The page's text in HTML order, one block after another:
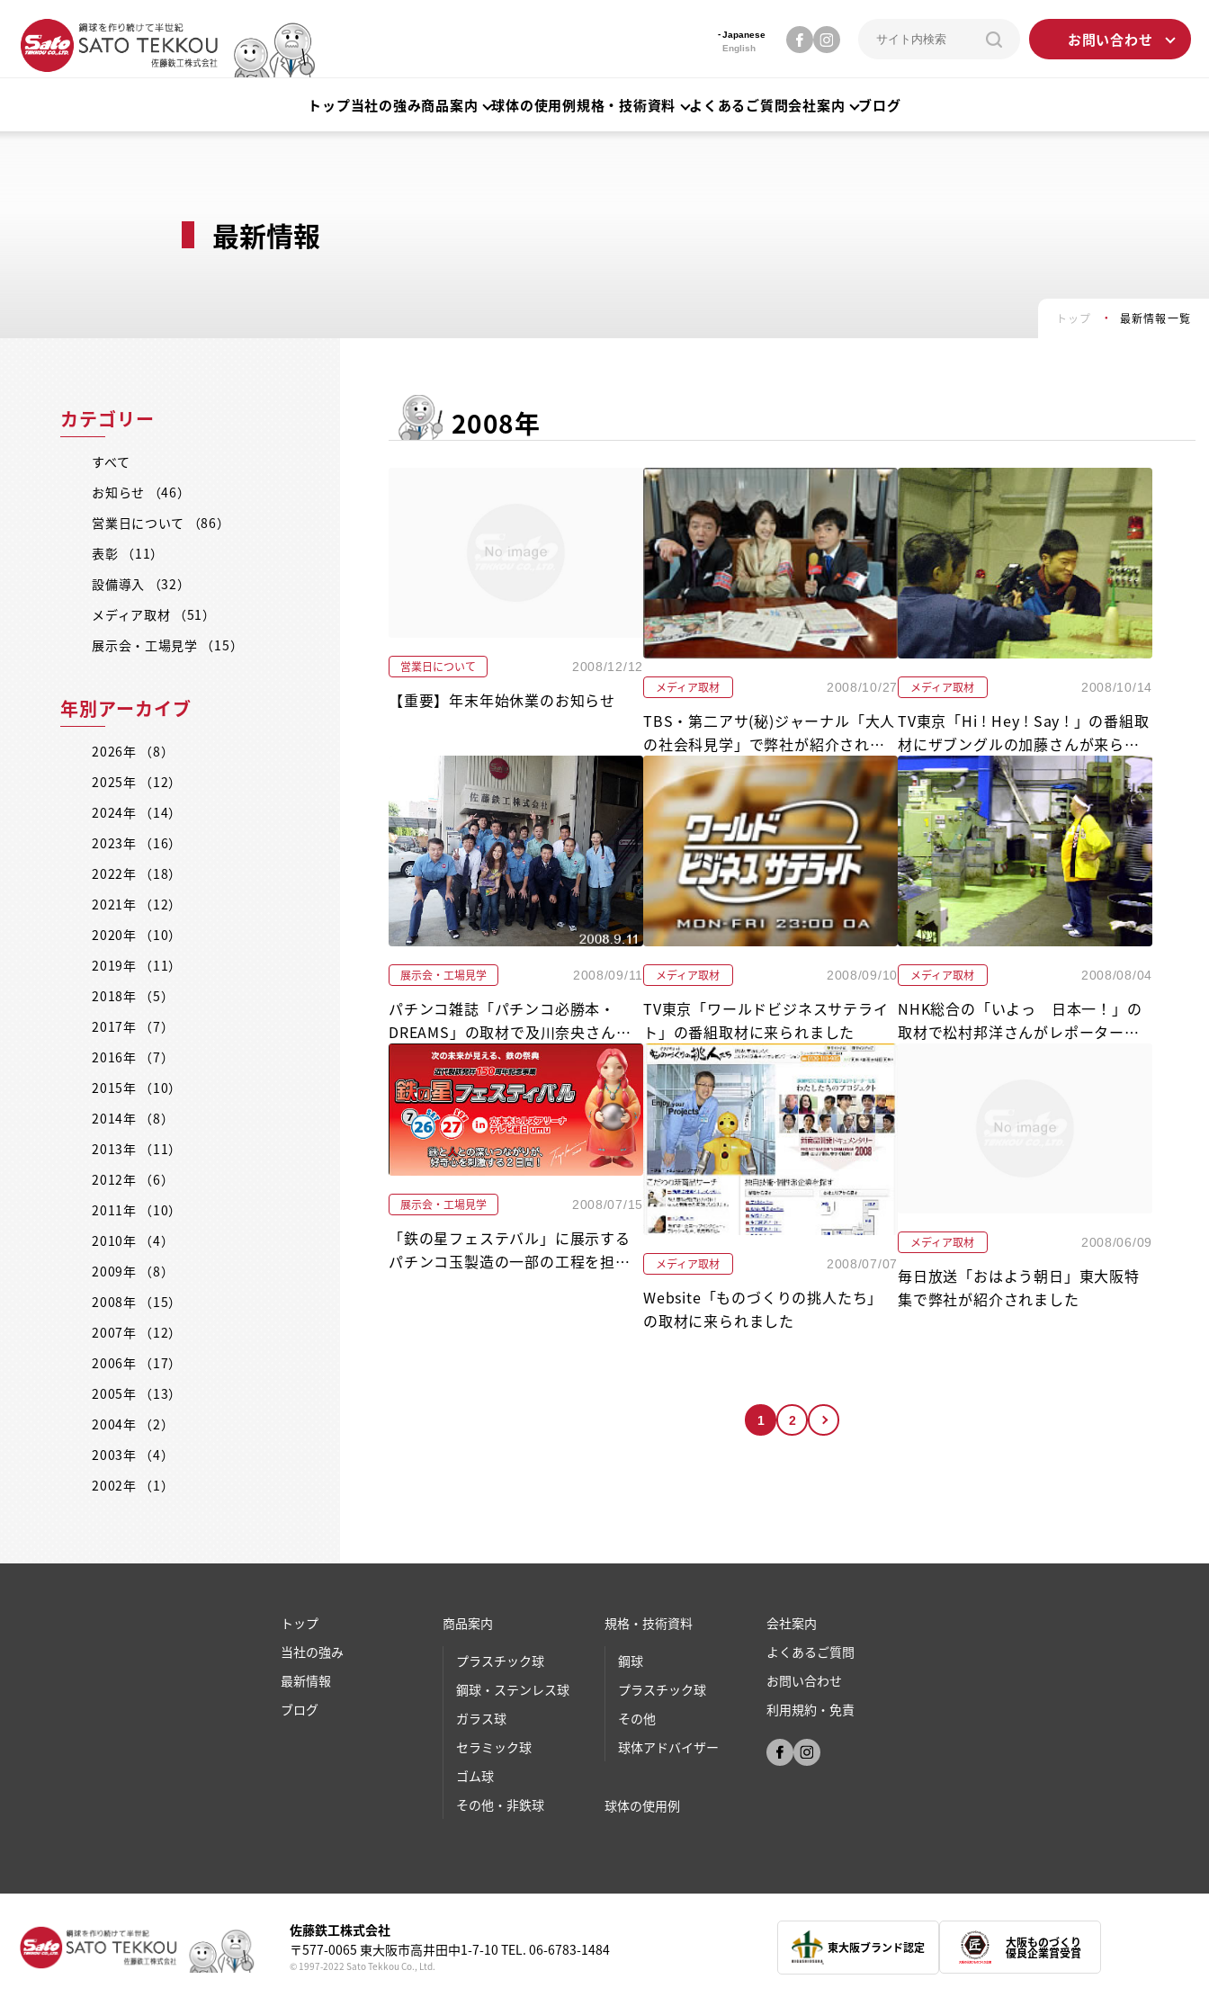
Japanese
English
お問い合わせ
トップ当社の強み商品案内 球体の使用例規格・技術資料 よくあるご質問会社案内 ブログ
最新情報
トップ 最新情報一覧
2008年
営業日について 2008/12/12
【重要】年末年始休業のお知らせ
メディア取材 2008/10/27
TBS・第二アサ(秘)ジャーナル「大人
の社会科見学」で弊社が紹介されま
した
メディア取材 2008/10/14
TV東京「Hi ! Hey ! Say ! 」の番組取
材にザブングルの加藤さんが来られ
ました
展示会・工場見学 2008/09/11
パチンコ雑誌「パチンコ必勝本・
DREAMS」の取材で及川奈央さんが
工場見学に来られました
メディア取材 2008/09/10
TV東京「ワールドビジネスサテライ
ト」の番組取材に来られました
メディア取材 2008/08/04
NHK総合の「いよっ 日本一！」の
取材で松村邦洋さんがレポーターで
展示会・工場見学 2008/07/15
「鉄の星フェステバル」に展示する
パチンコ玉製造の一部の工程を担当
メディア取材 2008/07/07
Website「ものづくりの挑人たち」
の取材に来られました
メディア取材 2008/06/09
毎日放送「おはよう朝日」東大阪特
集で弊社が紹介されました
1 2
カテゴリー
すべて
お知らせ （46）
営業日について （86）
表彰 （11）
設備導入 （32）
メディア取材 （51）
展示会・工場見学 （15）
年別アーカイブ
2026年 （8）
2025年 （12）
2024年 （14）
2023年 （16）
2022年 （18）
2021年 （12）
2020年 （10）
2019年 （11）
2018年 （5）
2017年 （7）
2016年 （7）
2015年 （10）
2014年 （8）
2013年 （11）
2012年 （6）
2011年 （10）
2010年 （4）
2009年 （8）
2008年 （15）
2007年 （12）
2006年 （17）
2005年 （13）
2004年 （2）
2003年 （4）
2002年 （1）
トップ
当社の強み
最新情報
ブログ
商品案内
プラスチック球
鋼球・ステンレス球
ガラス球
セラミック球
ゴム球
その他・非鉄球
規格・技術資料
鋼球
プラスチック球
その他
球体アドバイザー
球体の使⽤例
会社案内
よくあるご質問
お問い合わせ
利用規約・免責
佐藤鉄⼯株式会社
〒577-0065 東⼤阪市⾼井⽥中1-7-10 TEL. 06-6783-1484
© 1997-2022 Sato Tekkou Co., Ltd.
東大阪ブランド認定 大阪ものづくり
優良企業賞受賞